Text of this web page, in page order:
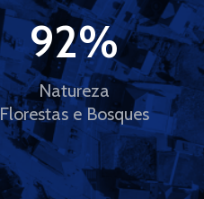
Natureza
Florestas e Bosques
92%